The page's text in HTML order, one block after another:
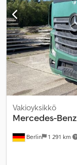
Berlin 1 291 km
Vakioyksikkö
Mercedes-Benz